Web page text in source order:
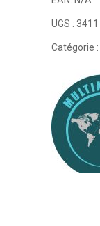
UGS : 3411
Catégorie :